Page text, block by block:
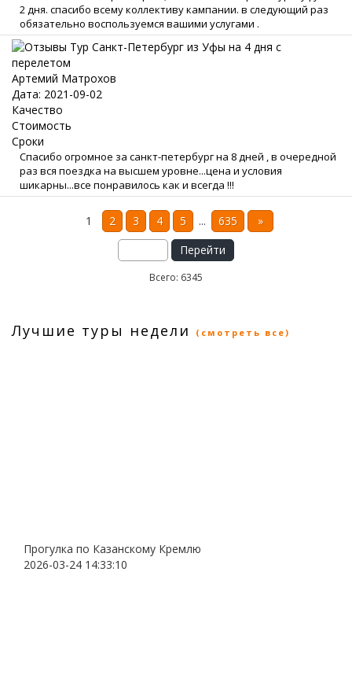
2 дня. спасибо всему коллективу кампании. в следующий раз
обязательно воспользуемся вашими услугами .
Артемий Матрохов
Дата: 2021-09-02
Качество
Стоимость
Сроки
Спасибо огромное за санкт-петербург на 8 дней , в очередной
раз вся поездка на высшем уровне...цена и условия
шикарны...все понравилось как и всегда !!!
1 2 3 4 5 ... 635
»
Перейти
Всего: 6345
Лучшие туры недели (смотреть все)
Прогулка по Казанскому Кремлю
2026-03-24 14:33:10